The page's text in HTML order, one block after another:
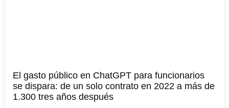
El gasto público en ChatGPT para funcionarios
se dispara: de un solo contrato en 2022 a más de
1.300 tres años después